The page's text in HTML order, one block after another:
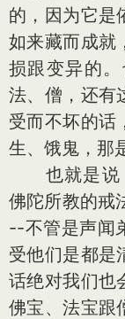
的，因为它是
如来藏而成就
损跟变异的。
法、僧，还有
受而不坏的话
生、饿鬼，那
也就是说
佛陀所教的戒
--不管是声闻
受他们是都是
话绝对我们也
佛宝、法宝跟